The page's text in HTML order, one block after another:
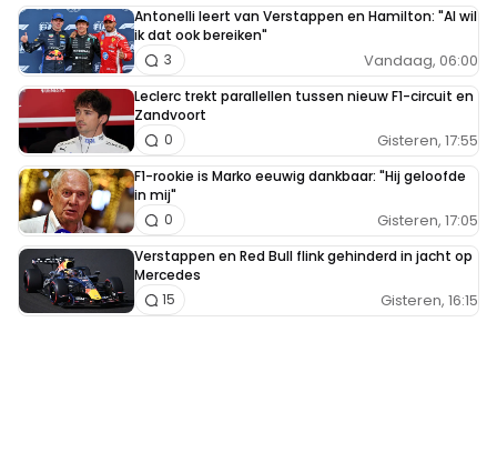
Antonelli leert van Verstappen en Hamilton: "Al wil
ik dat ook bereiken"
Vandaag, 06:00
3
Leclerc trekt parallellen tussen nieuw F1-circuit en
Zandvoort
Gisteren, 17:55
0
F1-rookie is Marko eeuwig dankbaar: "Hij geloofde
in mij"
Gisteren, 17:05
0
Verstappen en Red Bull flink gehinderd in jacht op
Mercedes
Gisteren, 16:15
15